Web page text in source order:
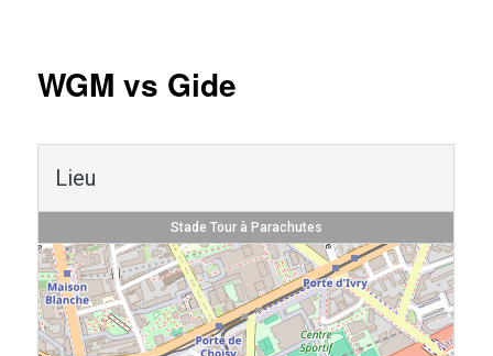
WGM vs Gide
Lieu
Stade Tour à Parachutes